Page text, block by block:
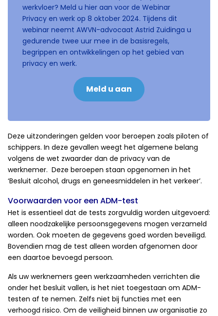
werkvloer? Meld u hier aan voor de Webinar
Privacy en werk op 8 oktober 2024. Tijdens dit
webinar neemt AWVN-advocaat Astrid Zuidinga u
gedurende twee uur mee in de basisregels,
begrippen en ontwikkelingen op het gebied van
privacy en werk.
Meld u aan
Deze uitzonderingen gelden voor beroepen zoals piloten of
schippers. In deze gevallen weegt het algemene belang
volgens de wet zwaarder dan de privacy van de
werknemer. Deze beroepen staan opgenomen in het
‘Besluit alcohol, drugs en geneesmiddelen in het verkeer’.
Voorwaarden voor een ADM-test
Het is essentieel dat de tests zorgvuldig worden uitgevoerd:
alleen noodzakelijke persoonsgegevens mogen verzameld
worden. Ook moeten de gegevens goed worden beveiligd.
Bovendien mag de test alleen worden afgenomen door
een daartoe bevoegd persoon.
Als uw werknemers geen werkzaamheden verrichten die
onder het besluit vallen, is het niet toegestaan om ADM-
testen af te nemen. Zelfs niet bij functies met een
verhoogd risico. Om de veiligheid binnen uw organisatie zo